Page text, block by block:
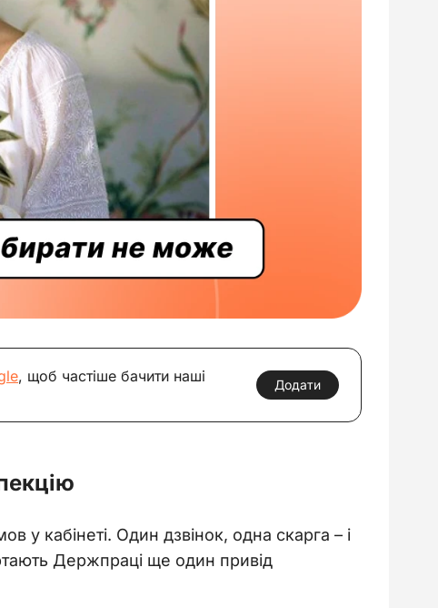
, щоб частіше бачити наші
Додати
у кабінеті. Один дзвінок, одна скарга – і
Держпраці ще один привід